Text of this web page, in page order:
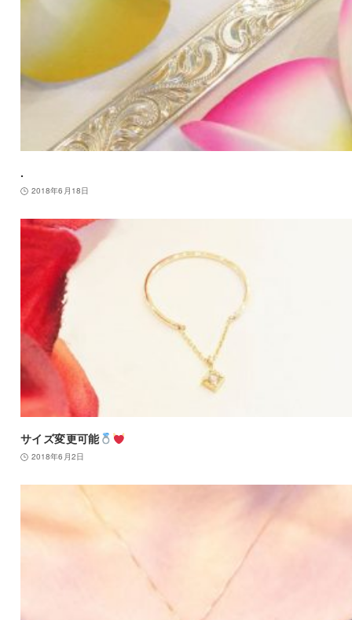
.
2018年6月18日
サイズ変更可能
2018年6月2日